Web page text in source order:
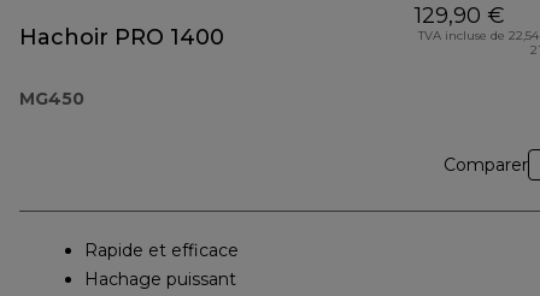
Hachoir PRO 1400
MG450
129,90 €
TVA incluse de
Comparer
Rapide et efficace
Hachage puissant